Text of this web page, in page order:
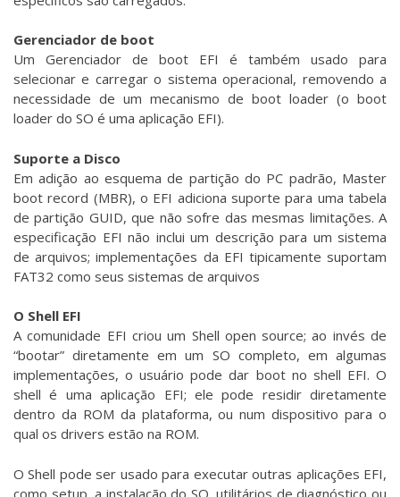
Gerenciador de boot
Um Gerenciador de boot EFI é também usado para
selecionar e carregar o sistema operacional, removendo a
necessidade de um mecanismo de boot loader (o boot
loader do SO é uma aplicação EFI).
Suporte a Disco
Em adição ao esquema de partição do PC padrão, Master
boot record (MBR), o EFI adiciona suporte para uma tabela
de partição GUID, que não sofre das mesmas limitações. A
especificação EFI não inclui um descrição para um sistema
de arquivos; implementações da EFI tipicamente suportam
FAT32 como seus sistemas de arquivos
O Shell EFI
A comunidade EFI criou um Shell open source; ao invés de
“bootar” diretamente em um SO completo, em algumas
implementações, o usuário pode dar boot no shell EFI. O
shell é uma aplicação EFI; ele pode residir diretamente
dentro da ROM da plataforma, ou num dispositivo para o
qual os drivers estão na ROM.
O Shell pode ser usado para executar outras aplicações EFI,
como setup, a instalação do SO, utilitários de diagnóstico ou